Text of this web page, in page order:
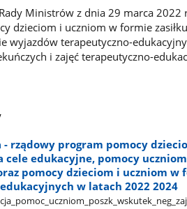
Ministrów z dnia 29 marca
dzieciom i uczniom w formie
wyjazdów terapeutyczno-
i zajęć terapeutyczno-
- rządowy program pomocy
cele edukacyjne, pomocy
pomocy dzieciom i uczniom w
w latach 2022 2024